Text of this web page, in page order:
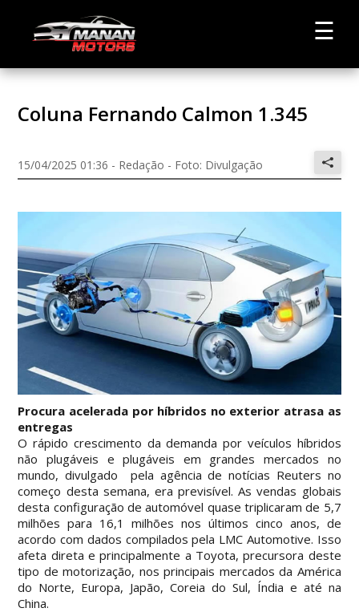
☰
Coluna Fernando Calmon 1.345
15/04/2025 01:36 - Redação - Foto: Divulgação
Procura acelerada por híbridos no exterior atrasa as
entregas
O rápido crescimento da demanda por veículos híbridos
não plugáveis e plugáveis em grandes mercados no
mundo, divulgado pela agência de notícias Reuters no
começo desta semana, era previsível. As vendas globais
desta configuração de automóvel quase triplicaram de 5,7
milhões para 16,1 milhões nos últimos cinco anos, de
acordo com dados compilados pela LMC Automotive. Isso
afeta direta e principalmente a Toyota, precursora deste
tipo de motorização, nos principais mercados da América
do Norte, Europa, Japão, Coreia do Sul, Índia e até na
China.